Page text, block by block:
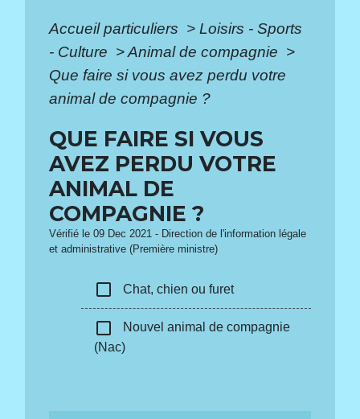
Accueil particuliers > Loisirs - Sports
- Culture >Animal de compagnie >
Que faire si vous avez perdu votre
animal de compagnie ?
QUE FAIRE SI VOUS
AVEZ PERDU VOTRE
ANIMAL DE
COMPAGNIE ?
Vérifié le 09 Dec 2021 - Direction de l'information légale
et administrative (Première ministre)
check_box_outline_blank Chat, chien ou furet
check_box_outline_blank
Nouvel animal de compagnie
(Nac)